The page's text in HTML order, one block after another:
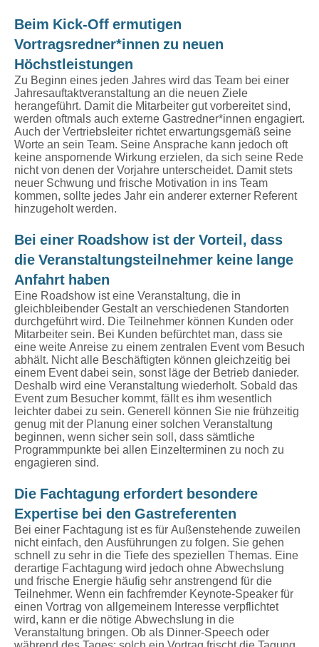
Beim Kick-Off ermutigen
Vortragsredner*innen zu neuen
Höchstleistungen
Zu Beginn eines jeden Jahres wird das Team bei einer
Jahresauftaktveranstaltung an die neuen Ziele
herangeführt. Damit die Mitarbeiter gut vorbereitet sind,
werden oftmals auch externe Gastredner*innen engagiert.
Auch der Vertriebsleiter richtet erwartungsgemäß seine
Worte an sein Team. Seine Ansprache kann jedoch oft
keine anspornende Wirkung erzielen, da sich seine Rede
nicht von denen der Vorjahre unterscheidet. Damit stets
neuer Schwung und frische Motivation in ins Team
kommen, sollte jedes Jahr ein anderer externer Referent
hinzugeholt werden.
Bei einer Roadshow ist der Vorteil, dass
die Veranstaltungsteilnehmer keine lange
Anfahrt haben
Eine Roadshow ist eine Veranstaltung, die in
gleichbleibender Gestalt an verschiedenen Standorten
durchgeführt wird. Die Teilnehmer können Kunden oder
Mitarbeiter sein. Bei Kunden befürchtet man, dass sie
eine weite Anreise zu einem zentralen Event vom Besuch
abhält. Nicht alle Beschäftigten können gleichzeitig bei
einem Event dabei sein, sonst läge der Betrieb danieder.
Deshalb wird eine Veranstaltung wiederholt. Sobald das
Event zum Besucher kommt, fällt es ihm wesentlich
leichter dabei zu sein. Generell können Sie nie frühzeitig
genug mit der Planung einer solchen Veranstaltung
beginnen, wenn sicher sein soll, dass sämtliche
Programmpunkte bei allen Einzelterminen zu noch zu
engagieren sind.
Die Fachtagung erfordert besondere
Expertise bei den Gastreferenten
Bei einer Fachtagung ist es für Außenstehende zuweilen
nicht einfach, den Ausführungen zu folgen. Sie gehen
schnell zu sehr in die Tiefe des speziellen Themas. Eine
derartige Fachtagung wird jedoch ohne Abwechslung
und frische Energie häufig sehr anstrengend für die
Teilnehmer. Wenn ein fachfremder Keynote-Speaker für
einen Vortrag von allgemeinem Interesse verpflichtet
wird, kann er die nötige Abwechslung in die
Veranstaltung bringen. Ob als Dinner-Speech oder